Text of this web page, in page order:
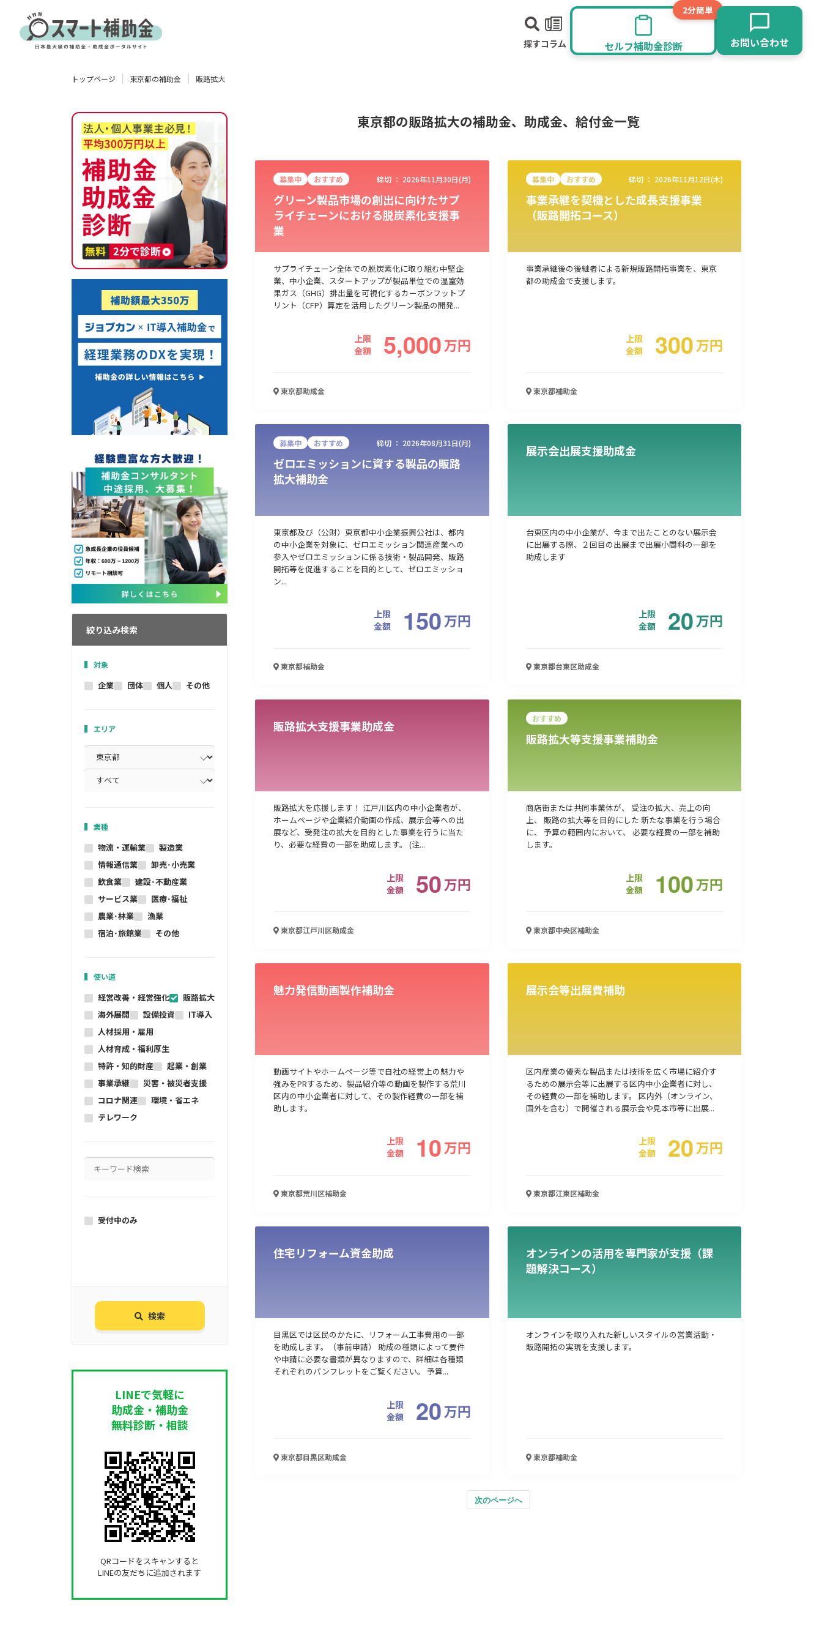
探すコラム
2分簡単
セルフ補助金診断 お問い合わせ
製造業 情報通信業 卸売･小売業
販路拡大 海外展開 人材採用・雇用 人材育成・福利厚生 特許・知的財産
トップページ 東京都の補助金 販路拡大
絞り込み検索
対象
企業 団体 個人 その他
エリア
業種
物流・運輸業
製造業
情報通信業
卸売･小売業
飲食業
建設･不動産業
サービス業
医療･福祉
農業･林業
漁業
宿泊･旅館業
その他
使い道
経営改善・経営強化
販路拡大
海外展開
設備投資
IT導入
人材採用・雇用
人材育成・福利厚生
特許・知的財産
起業・創業
事業承継
災害・被災者支援
コロナ関連
環境・省エネ
テレワーク
受付中のみ
検索
LINEで気軽に
助成金・補助金
無料診断・相談
QRコードをスキャンすると
LINEの友だちに追加されます
東京都の販路拡大の補助金、助成金、給付金一覧
募集中 おすすめ 締切 ： 2026年11月30日(月)
グリーン製品市場の創出に向けたサプ
ライチェーンにおける脱炭素化支援事
業
サプライチェーン全体での脱炭素化に取り組む中堅企
業、中小企業、スタートアップが製品単位での温室効
果ガス（GHG）排出量を可視化するカーボンフットプ
リント（CFP）算定を活用したグリーン製品の開発...
上限
金額
5,000万円
東京都助成金
募集中 おすすめ 締切 ： 2026年11月12日(木)
事業承継を契機とした成長支援事業
（販路開拓コース）
事業承継後の後継者による新規販路開拓事業を、東京
都の助成金で支援します。
上限
金額
300万円
東京都補助金
募集中 おすすめ 締切 ： 2026年08月31日(月)
ゼロエミッションに資する製品の販路
拡大補助金
東京都及び（公財）東京都中小企業振興公社は、都内
の中小企業を対象に、ゼロエミッション関連産業への
参入やゼロエミッションに係る技術・製品開発、販路
開拓等を促進することを目的として、ゼロエミッショ
ン...
上限
金額
150万円
東京都補助金
展示会出展支援助成金
台東区内の中小企業が、今まで出たことのない展示会
に出展する際、２回目の出展まで出展小間料の一部を
助成します
上限
金額
20万円
東京都台東区助成金
販路拡大支援事業助成金
販路拡大を応援します！ 江戸川区内の中小企業者が、
ホームページや企業紹介動画の作成、展示会等への出
展など、受発注の拡大を目的とした事業を行うに当た
り、必要な経費の一部を助成します。 (注...
上限
金額
50万円
東京都江戸川区助成金
おすすめ
販路拡大等支援事業補助金
商店街または共同事業体が、 受注の拡大、売上の向
上、 販路の拡大等を目的にした 新たな事業を行う場合
に、 予算の範囲内において、 必要な経費の一部を補助
します。
上限
金額
100万円
東京都中央区補助金
魅力発信動画製作補助金
動画サイトやホームページ等で自社の経営上の魅力や
強みをPRするため、製品紹介等の動画を製作する荒川
区内の中小企業者に対して、その製作経費の一部を補
助します。
上限
金額
10万円
東京都荒川区補助金
展示会等出展費補助
区内産業の優秀な製品または技術を広く市場に紹介す
るための展示会等に出展する区内中小企業者に対し、
その経費の一部を補助します。 区内外（オンライン、
国外を含む）で開催される展示会や見本市等に出展...
上限
金額
20万円
東京都江東区補助金
住宅リフォーム資金助成
目黒区では区民のかたに、リフォーム工事費用の一部
を助成します。（事前申請） 助成の種類によって要件
や申請に必要な書類が異なりますので、詳細は各種類
それぞれのパンフレットをご覧ください。 予算...
上限
金額
20万円
東京都目黒区助成金
オンラインの活用を専門家が支援（課
題解決コース）
オンラインを取り入れた新しいスタイルの営業活動・
販路開拓の実現を支援します。
東京都補助金
次のページへ